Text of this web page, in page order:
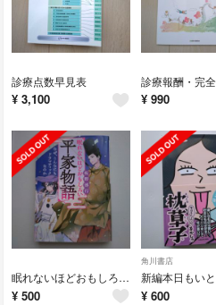
診療点数早見表
¥ 3,100 ¥ 990
眠れないほどおもしろい平家物語
¥ 500
角川書店
¥ 600